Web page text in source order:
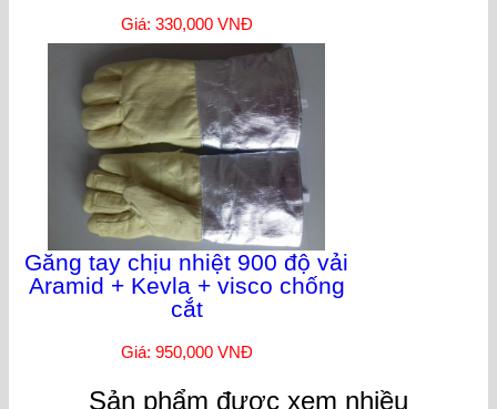
Giá: 330,000 VNĐ
Găng tay chịu nhiệt 900 độ vải
Aramid + Kevla + visco chống
cắt
Giá: 950,000 VNĐ
Sản phẩm được xem nhiều